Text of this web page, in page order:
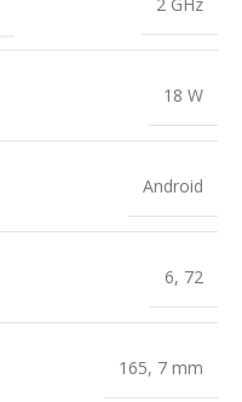
2 GHz
18 W
Android
6, 72
165, 7 mm